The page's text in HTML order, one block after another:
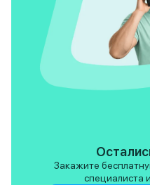
Закажите
специалиста